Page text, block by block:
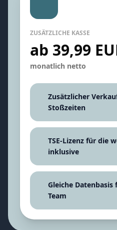
ZUSÄTZLICHE KASSE
ab 39,99
monatlich netto
Zusätzlicher
Stoßzeiten
TSE-Lizenz für die
inklusive
Gleiche Datenbasis
Team